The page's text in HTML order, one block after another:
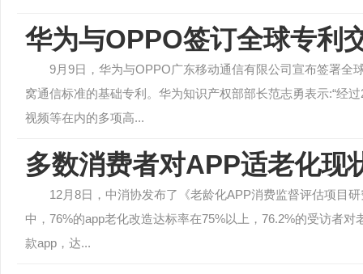
华为与OPPO签订全球专利
9月9日，华为与OPPO广东移动通信有限公司宣布签署全
窝通信标准的基础专利。华为知识产权部部长范志勇表示:“经
视频等在内的多项高...
多数消费者对APP适老化现
12月8日，中消协发布了《老龄化APP消费监督评估项目
中，76%的app老化改造达标率在75%以上，76.2%的受访者
款app，达...